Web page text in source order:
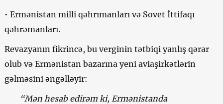
• Ermənistan milli qəhrımanları və Sovet İttifaqı
qəhrəmanları.
Revazyanın fikrincə, bu verginin tətbiqi yanlış qərar
olub və Ermənistan bazarına yeni aviaşirkətlərin
gəlməsini əngəlləyir:
“Mən hesab edirəm ki, Ermənistanda